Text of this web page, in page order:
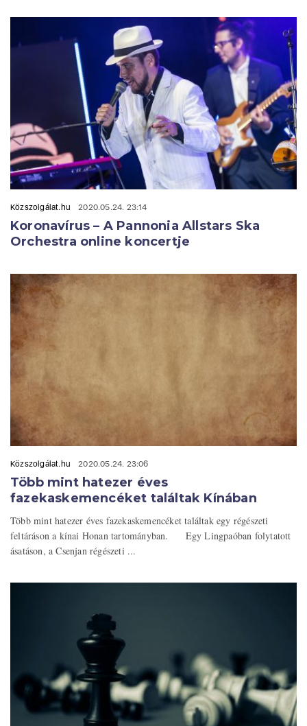
Közszolgálat.hu 2020.05.24. 23:14
Koronavírus – A Pannonia Allstars Ska
Orchestra online koncertje
Közszolgálat.hu 2020.05.24. 23:06
Több mint hatezer éves
fazekaskemencéket találtak Kínában
Több mint hatezer éves fazekaskemencéket találtak egy régészeti
feltáráson a kínai Honan tartományban. Egy Lingpaóban folytatott
ásatáson, a Csenjan régészeti ...